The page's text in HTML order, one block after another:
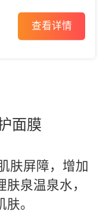
查看详情
面膜
肤屏障，增加
泉温泉水，
。